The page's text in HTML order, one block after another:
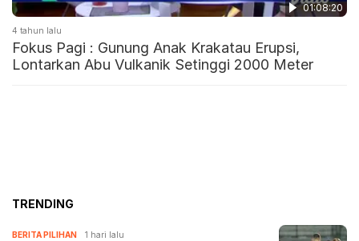
01:08:20
4 tahun lalu
Fokus Pagi : Gunung Anak Krakatau Erupsi,
Lontarkan Abu Vulkanik Setinggi 2000 Meter
TRENDING
BERITA PILIHAN 1 hari lalu